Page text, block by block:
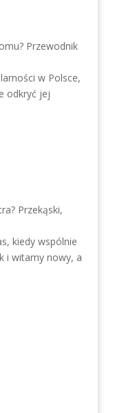
Przewodnik
w Polsce,
odkryć jej
Przekąski,
kiedy wspólnie
i witamy nowy, a